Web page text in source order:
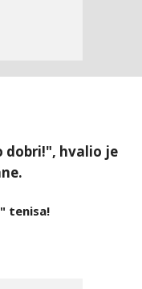
dobri!", hvalio je
tenisa!